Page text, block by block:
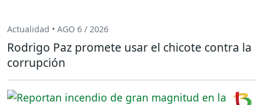
Actualidad • AGO 6 / 2026
Rodrigo Paz promete usar el chicote contra la
corrupción